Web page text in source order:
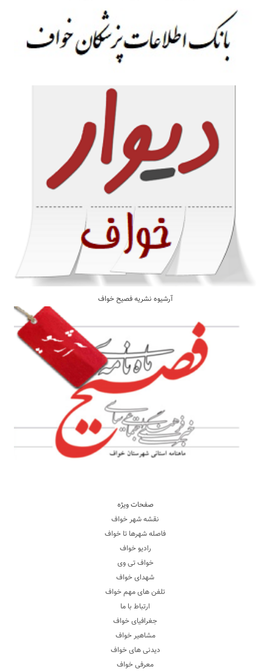
آرشیوه نشریه فصیح خواف
صفحات ویژه
نقشه شهر خواف
فاصله شهرها تا خواف
رادیو خواف
خواف تی وی
شهدای خواف
تلفن های مهم خواف
ارتباط با ما
جغرافیای خواف
مشاهیر خواف
دیدنی های خواف
معرفی خواف